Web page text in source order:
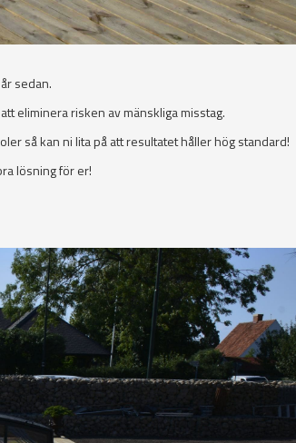
sedan.
eliminera risken av mänskliga misstag.
så kan ni lita på att resultatet håller hög standard!
lösning för er!